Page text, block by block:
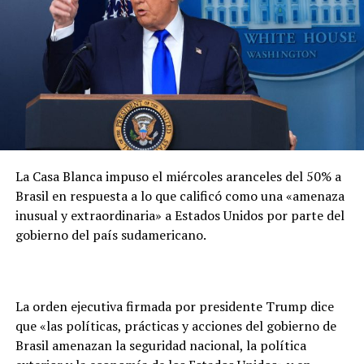
Próximos pasos
De prosperar la acusación, el empresario podría
enfrentar una pena de12 a 30 años de prisión
homicidio calificado.
La Casa Blanca impuso el miércoles aranceles del 50% a
Brasil en respuesta a lo que calificó como una «amenaza
inusual y extraordinaria» a Estados Unidos por parte del
gobierno del país sudamericano.
La orden ejecutiva firmada por presidente Trump dice
que «las políticas, prácticas y acciones del gobierno de
Brasil amenazan la seguridad nacional, la política